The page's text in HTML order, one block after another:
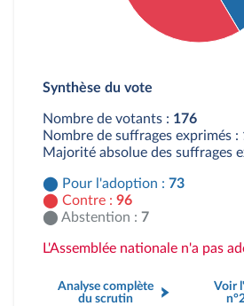
Contre : 96 députés
Synthèse du vote
Nombre de votants : 176
Nombre de suffrages exprimés :
Majorité absolue des suffrages
Pour l'adoption : 73
Contre : 96
Abstention : 7
L'Assemblée nationale n'a pas
Analyse complète
du scrutin
Voir